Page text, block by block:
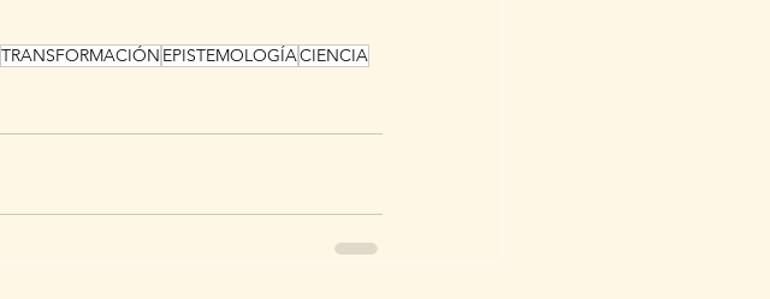
TRANSFORMACIÓN EPISTEMOLOGÍACIENCIA